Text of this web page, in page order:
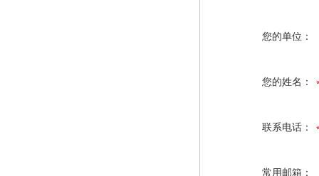
您的单位：
您的姓名：
联系电话：
常用邮箱：